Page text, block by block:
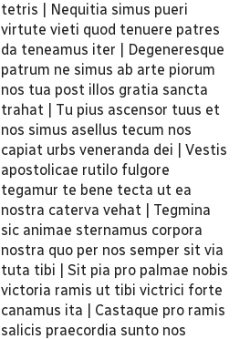
tetris | Nequitia simus pueri
virtute vieti quod tenuere patres
da teneamus iter | Degeneresque
patrum ne simus ab arte piorum
nos tua post illos gratia sancta
trahat | Tu pius ascensor tuus et
nos simus asellus tecum nos
capiat urbs veneranda dei | Vestis
apostolicae rutilo fulgore
tegamur te bene tecta ut ea
nostra caterva vehat | Tegmina
sic animae sternamus corpora
nostra quo per nos semper sit via
tuta tibi | Sit pia pro palmae nobis
victoria ramis ut tibi victrici forte
canamus ita | Castaque pro ramis
salicis praecordia sunto nos